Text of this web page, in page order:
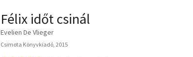
Félix időt csinál
Evelien De Vlieger
Csimota Könyvkiadó, 2015